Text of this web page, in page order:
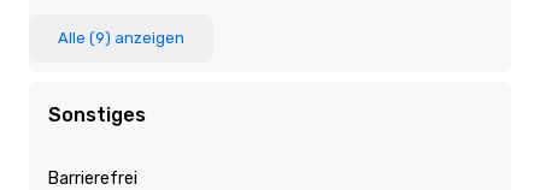
Alle (9) anzeigen
Sonstiges
Barrierefrei